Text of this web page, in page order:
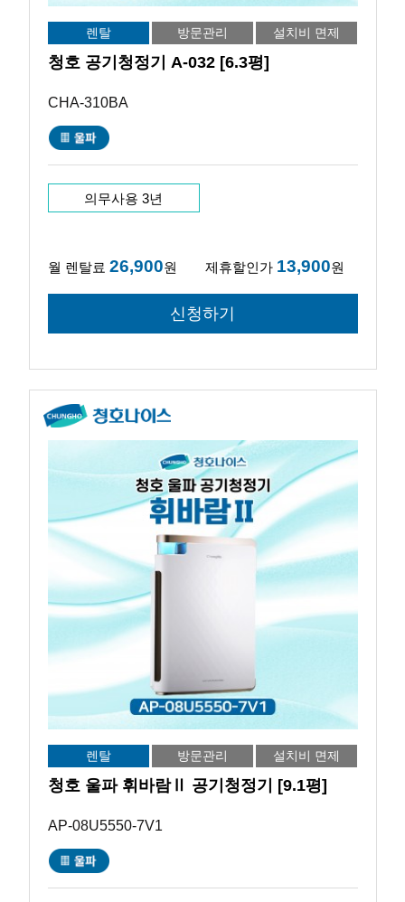
렌탈 방문관리 설치비 면제
청호 공기청정기 A-032 [6.3평]
CHA-310BA
의무사용 3년
월 렌탈료 26,900원 제휴할인가 13,900원
렌탈 방문관리 설치비 면제
청호 울파 휘바람Ⅱ 공기청정기 [9.1평]
AP-08U5550-7V1